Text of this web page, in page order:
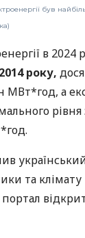
був
в 2024
року,
МВт*год, а
та клімату